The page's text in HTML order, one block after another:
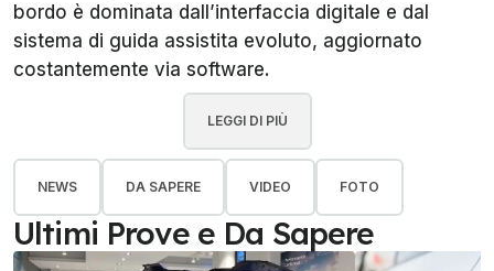
bordo è dominata dall’interfaccia digitale e dal
sistema di guida assistita evoluto, aggiornato
costantemente via software.
LEGGI DI PIÙ
NEWS DA SAPERE VIDEO FOTO
Ultimi Prove e Da Sapere